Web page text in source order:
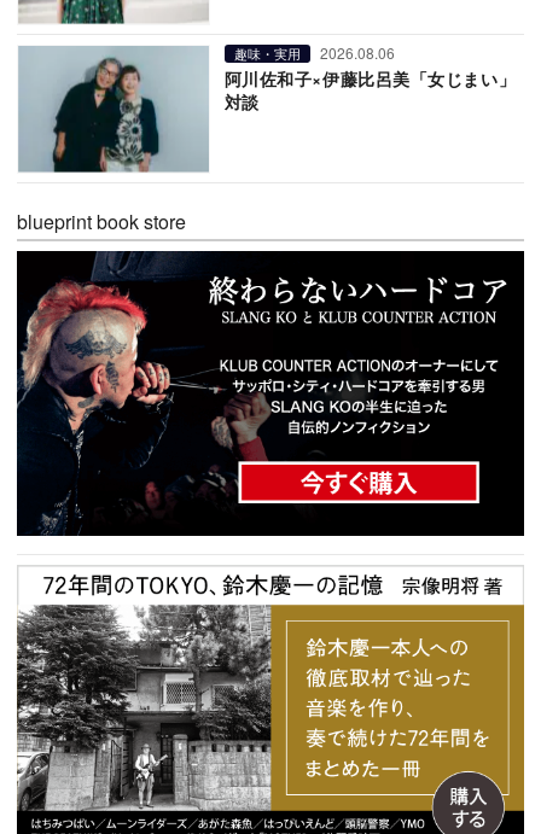
趣味・実用 2026.08.06
阿川佐和子×伊藤比呂美「女じまい」
対談
blueprint book store